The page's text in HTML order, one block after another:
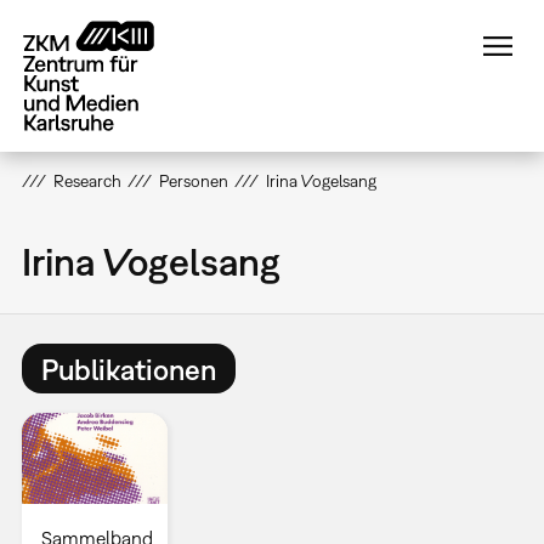
zum
Inhalt
Research Personen Irina Vogelsang
Irina Vogelsang
Publikationen
Sammelband